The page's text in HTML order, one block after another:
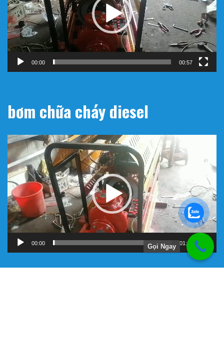
00:00 00:57
bơm chữa cháy diesel
Trình
chơi
Video
00:00 01:11
Gọi Ngay